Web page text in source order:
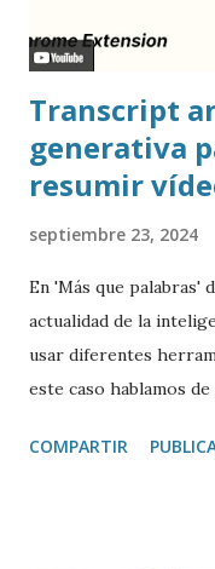
Transcript
generativa
resumir
septiembre 23, 2024
En 'Más que palabras'
actualidad de la
usar diferentes
este caso hablamos
transcribir y resumir
COMPARTIR